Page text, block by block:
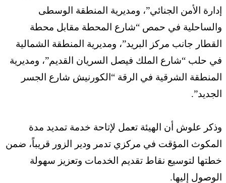
إدارة الأمن الجنائي”، ومديرية المنطقة الوسطى
والساحلية في حمص “شارع المحطة مقابل محطة
القطار جانب مركز البريد”، ومديرية المنطقة الشمالية
في حلب “شارع الملك فيصل السريان القديم”، ومديرية
المنطقة الشرقية في الرقة “الكورنيش شارع الجسر
الجديد”.
وذكر علوش أن الهيئة تعمل لإتاحة خدمة تمديد مدة
المكوث المؤقت في مركزي تدمر ودير الزور قريباً، ضمن
خطتها لتوسيع نقاط تقديم الخدمات وتعزيز سهولة
الوصول إليها.